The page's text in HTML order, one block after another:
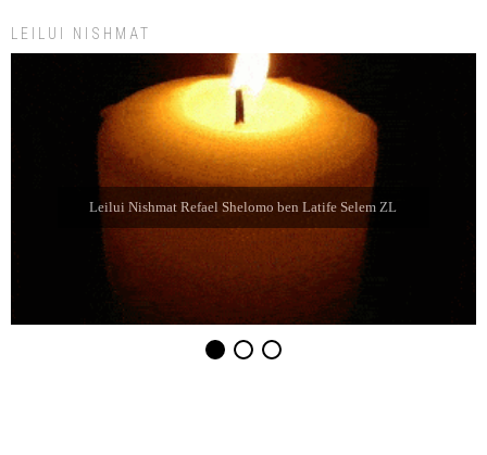
LEILUI NISHMAT
Leilui Nishmat Refael Shelomo ben Latife Selem ZL